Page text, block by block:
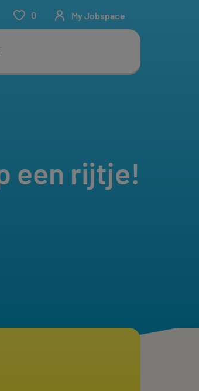
0 My Jobspace
een rijtje!